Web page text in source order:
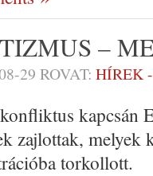
–
29 ROVAT: HÍREK
kapcsán
zajlottak, melyek
torkollott.